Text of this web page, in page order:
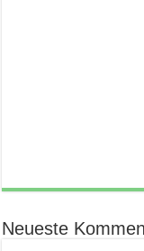
Neueste